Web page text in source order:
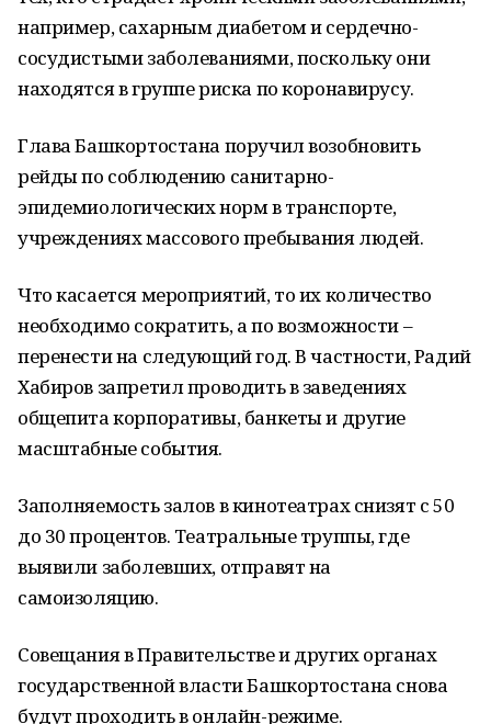
например, сахарным диабетом и сердечно-
сосудистыми заболеваниями, поскольку они
находятся в группе риска по коронавирусу.
Глава Башкортостана поручил возобновить
рейды по соблюдению санитарно-
эпидемиологических норм в транспорте,
учреждениях массового пребывания людей.
Что касается мероприятий, то их количество
необходимо сократить, а по возможности –
перенести на следующий год. В частности, Радий
Хабиров запретил проводить в заведениях
общепита корпоративы, банкеты и другие
масштабные события.
Заполняемость залов в кинотеатрах снизят с 50
до 30 процентов. Театральные труппы, где
выявили заболевших, отправят на
самоизоляцию.
Совещания в Правительстве и других органах
государственной власти Башкортостана снова
будут проходить в онлайн-режиме.